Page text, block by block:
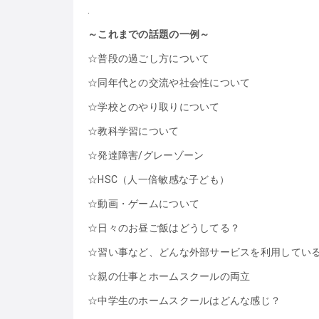
～これまでの話題の一例～
☆普段の過ごし方について
☆同年代との交流や社会性について
☆学校とのやり取りについて
☆教科学習について
☆発達障害/グレーゾーン
☆HSC（人一倍敏感な子ども）
☆動画・ゲームについて
☆日々のお昼ご飯はどうしてる？
☆習い事など、どんな外部サービスを利用してい
☆親の仕事とホームスクールの両立
☆中学生のホームスクールはどんな感じ？